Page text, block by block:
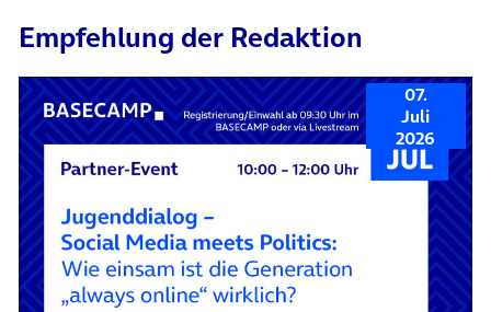
Empfehlung der Redaktion
07.
Juli
2026